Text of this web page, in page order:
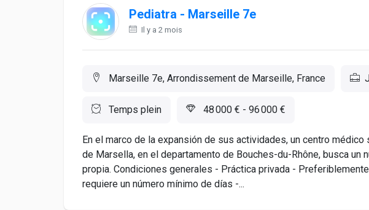
Pediatra - Marseille 7e
Il y a 2 mois
Marseille 7e, Arrondissement de Marseille, France
Temps plein 48 000 € - 96 000 €
En el marco de la expansión de sus actividades, un centro
de Marsella, en el departamento de Bouches-du-Rhône, busca un
propia. Condiciones generales - Práctica privada -
requiere un número mínimo de días -...